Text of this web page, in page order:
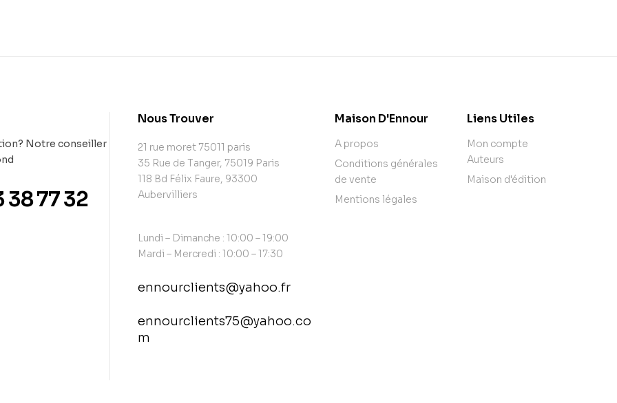
Notre conseiller
38 77 32
Nous Trouver
21 rue moret 75011 paris
35 Rue de Tanger, 75019 Paris
118 Bd Félix Faure, 93300
Aubervilliers
Lundi – Dimanche : 10:00 – 19:00
Mardi – Mercredi : 10:00 – 17:30
ennourclients@yahoo.fr
ennourclients75@yahoo.co
m
Maison D'Ennour
A propos
Conditions générales
de vente
Mentions légales
Liens Utiles
Mon compte
Auteurs
Maison d'édition